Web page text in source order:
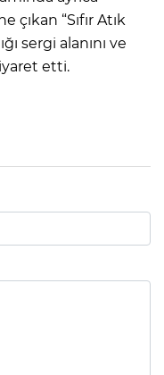
çıkan “Sıfır Atık
sergi alanını ve
etti.